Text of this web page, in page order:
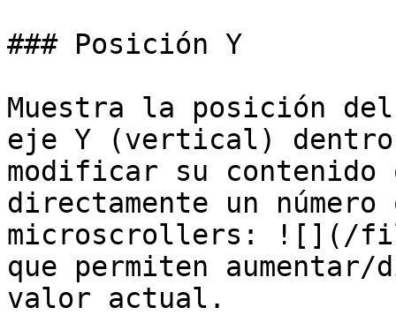
### Posición Y
Muestra la posición
eje Y (vertical)
modificar su contenido
directamente un
microscrollers: ![](/
que permiten
valor actual.